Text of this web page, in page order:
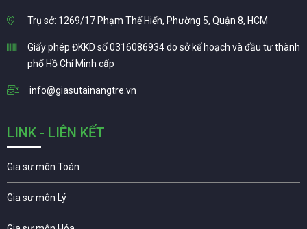
Trụ sở: 1269/17 Phạm Thế Hiển, Phường 5, Quận 8, HCM
Giấy phép ĐKKD số 0316086934 do sở kế hoạch và đầu tư thành
phố Hồ Chí Minh cấp
info@giasutainangtre.vn
LINK - LIÊN KẾT
Gia sư môn Toán
Gia sư môn Lý